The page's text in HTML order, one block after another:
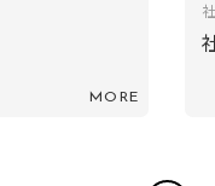
MORE